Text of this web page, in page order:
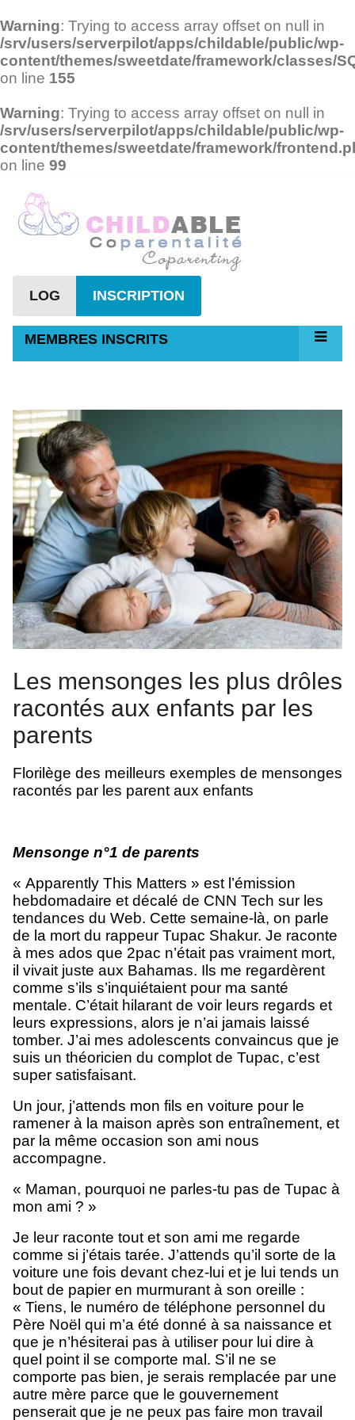
Warning: Trying to access array offset on null in
/srv/users/serverpilot/apps/childable/public/wp-
content/themes/sweetdate/framework/classes/
on line 155
Warning: Trying to access array offset on null in
/srv/users/serverpilot/apps/childable/public/wp-
content/themes/sweetdate/framework/
on line 99
LOG INSCRIPTION
MEMBRES INSCRITS
Les mensonges les plus drôles
racontés aux enfants par les
parents
Florilège des meilleurs exemples de mensonges
racontés par les parent aux enfants
Mensonge n°1 de parents
« Apparently This Matters » est l’émission
hebdomadaire et décalé de CNN Tech sur les
tendances du Web. Cette semaine-là, on parle
de la mort du rappeur Tupac Shakur. Je raconte
à mes ados que 2pac n’était pas vraiment mort,
il vivait juste aux Bahamas. Ils me regardèrent
comme s’ils s’inquiétaient pour ma santé
mentale. C’était hilarant de voir leurs regards et
leurs expressions, alors je n’ai jamais laissé
tomber. J’ai mes adolescents convaincus que je
suis un théoricien du complot de Tupac, c’est
super satisfaisant.
Un jour, j’attends mon fils en voiture pour le
ramener à la maison après son entraînement, et
par la même occasion son ami nous
accompagne.
« Maman, pourquoi ne parles-tu pas de Tupac à
mon ami ? »
Je leur raconte tout et son ami me regarde
comme si j’étais tarée. J’attends qu’il sorte de la
voiture une fois devant chez-lui et je lui tends un
bout de papier en murmurant à son oreille :
« Tiens, le numéro de téléphone personnel du
Père Noël qui m’a été donné à sa naissance et
que je n’hésiterai pas à utiliser pour lui dire à
quel point il se comporte mal. S’il ne se
comporte pas bien, je serais remplacée par une
autre mère parce que le gouvernement
penserait que je ne peux pas faire mon travail